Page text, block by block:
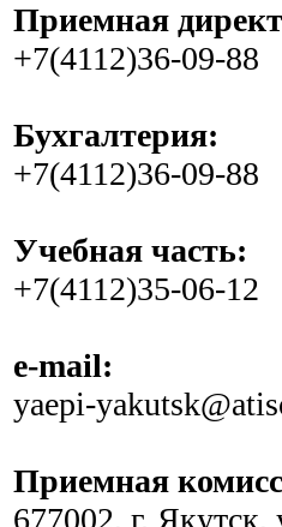
Приемная
+7(4112)36-09-88
Бухгалтерия:
+7(4112)36-09-88
Учебная часть:
+7(4112)35-06-12
e-mail:
yaepi-
Приемная
677002, г.